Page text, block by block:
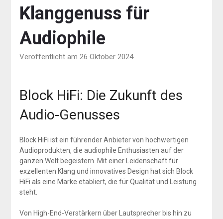
Klanggenuss für
Audiophile
Veröffentlicht am 26 Oktober 2024
Block HiFi: Die Zukunft des
Audio-Genusses
Block HiFi ist ein führender Anbieter von hochwertigen
Audioprodukten, die audiophile Enthusiasten auf der
ganzen Welt begeistern. Mit einer Leidenschaft für
exzellenten Klang und innovatives Design hat sich Block
HiFi als eine Marke etabliert, die für Qualität und Leistung
steht.
Von High-End-Verstärkern über Lautsprecher bis hin zu